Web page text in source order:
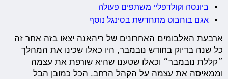
ביונסה וקולדפליי משתפים פעולה
אגם בוחבוט מתחדשת בסינגל נוסף
ארבעת האלבומים האחרונים של ריהאנה יצאו בזה אחר זה
כל שנה בדיוק בחודש נובמבר, היו כאלו שכינו את המהלך
״קללת נובמבר״ וכאלו שטענו שהיא שורפת את עצמה
וממאיסה את עצמה על הקהל הרחב. הכל כמובן הבל